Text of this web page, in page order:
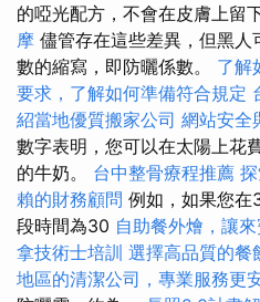
的啞光配方，不會在皮膚上留
摩 儘管存在這些差異，但黑
數的縮寫，即防曬係數。 了解
要求，了解如何準備符合規定
紹當地優質搬家公司 網站安全
數字表明，您可以在太陽上花
的牛奶。 台中整骨療程推薦
賴的財務顧問 例如，如果您在
段時間為30 自助餐外燴，讓
拿技術士培訓 選擇高品質的餐
地區的清潔公司，專業服務更